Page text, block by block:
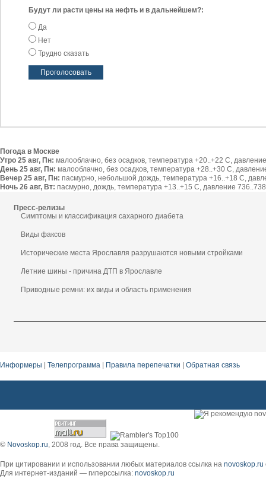
Будут ли расти цены на нефть и в дальнейшем?:
Да
Нет
Трудно сказать
Погода в Москве
Утро 25 авг, Пн: малооблачно, без осадков, температура +20..+22 С,
День 25 авг, Пн: малооблачно, без осадков, температура +28..+30 С,
Вечер 25 авг, Пн: пасмурно, небольшой дождь, температура +16..+18 С,
Ночь 26 авг, Вт: пасмурно, дождь, температура +13..+15 С, давление
Пресс-релизы
Симптомы и классификация сахарного диабета
Виды факсов
Исторические места Ярославля разрушаются новыми стройками
Летние шины - причина ДТП в Ярославле
Приводные ремни: их виды и область применения
Информеры | Телепрограмма | Правила перепечатки | Обратная связь
© Novoskop.ru , 2008 год. Все права защищены.
При цитировании и использовании любых материалов ссылка на novoskop.ru
Для интернет-изданий — гиперссылка: novoskop.ru